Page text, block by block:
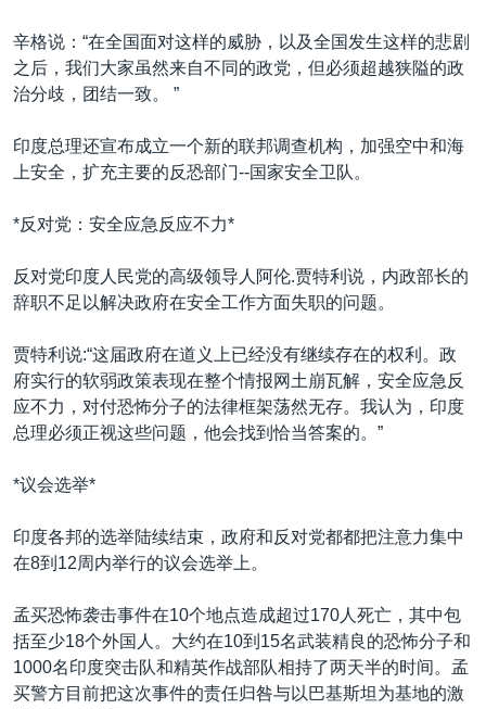
关注新疆
GEN Z 看美国
辛格说：“在全国面对这样的威胁，以及全国发生这样的悲剧
之后，我们大家虽然来自不同的政党，但必须超越狭隘的政
治分歧，团结一致。 ”
印度总理还宣布成立一个新的联邦调查机构，加强空中和海
上安全，扩充主要的反恐部门--国家安全卫队。
*反对党：安全应急反应不力*
反对党印度人民党的高级领导人阿伦.贾特利说，内政部长的
辞职不足以解决政府在安全工作方面失职的问题。
贾特利说:“这届政府在道义上已经没有继续存在的权利。政
府实行的软弱政策表现在整个情报网土崩瓦解，安全应急反
应不力，对付恐怖分子的法律框架荡然无存。我认为，印度
总理必须正视这些问题，他会找到恰当答案的。”
*议会选举*
印度各邦的选举陆续结束，政府和反对党都都把注意力集中
在8到12周内举行的议会选举上。
孟买恐怖袭击事件在10个地点造成超过170人死亡，其中包
括至少18个外国人。大约在10到15名武装精良的恐怖分子和
1000名印度突击队和精英作战部队相持了两天半的时间。孟
买警方目前把这次事件的责任归咎与以巴基斯坦为基地的激